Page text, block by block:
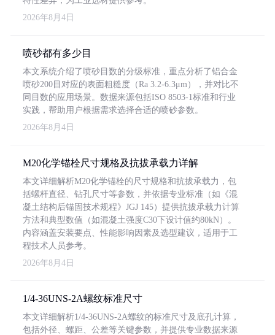
2026年8月4日
喷砂都有多少目
本文系统介绍了喷砂目数的分级标准，重点分析了铝合金
喷砂200目对应的表面粗糙度（Ra 3.2-6.3μm），并对比不
同目数的应用场景。数据来源包括ISO 8503-1标准和行业
实践，帮助用户根据需求选择合适的喷砂参数。
2026年8月4日
M20化学锚栓尺寸规格及抗拔承载力详解
本文详细解析M20化学锚栓的尺寸规格和抗拔承载力，包
括螺杆直径、钻孔尺寸等参数，并依据专业标准（如《混
凝土结构后锚固技术规程》JGJ 145）提供抗拔承载力计算
方法和典型数值（如混凝土强度C30下设计值约80kN）。
内容涵盖安装要点、性能影响因素及选型建议，适用于工
程技术人员参考。
2026年8月4日
1/4-36UNS-2A螺纹标准尺寸
本文详细解析1/4-36UNS-2A螺纹的标准尺寸及底孔计算，
包括外径、螺距、公差等关键参数，并提供专业数据来源